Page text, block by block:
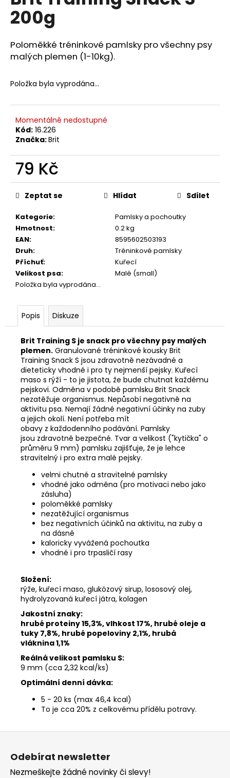
0,0
z
hvězdiček.
200g
Poloměkké tréninkové pamlsky pro všechny psy
malých plemen (1-10kg).
Položka byla vyprodána…
Momentálně nedostupné
Kód: 16.226
Značka:Brit
79 Kč
Měrná
cena:
Kategorie:
Pamlsky a pochoutky
Hmotnost:
0.2 kg
EAN:
8595602503193
Druh:
Tréninkové pamlsky
Příchuť:
Kuřecí
Velikost psa:
Malé (small)
Položka byla vyprodána…
Zeptat se Hlídat Sdílet
Popis Diskuze
Brit Training S je snack pro všechny psy malých
plemen. Granulované tréninkové kousky Brit
Training Snack S jsou zdravotně nezávadné a
dieteticky vhodné i pro ty nejmenší pejsky. Kuřecí
maso s rýží - to je jistota, že bude chutnat každému
pejskovi. Odměna v podobě pamlsku Brit Snack
nezatěžuje organismus. Nepůsobí negativně na
aktivitu psa. Nemají žádné negativní účinky na zuby
a jejich okolí. Není potřeba mít
obavy z každodenního podávání. Pamlsky
jsou zdravotně bezpečné. Tvar a velikost ("kytička" o
průměru 9 mm) pamlsku zajišťuje, že je lehce
stravitelný i pro extra malé pejsky.
velmi chutné a stravitelné pamlsky
vhodné jako odměna (pro motivaci nebo jako
zásluha)
poloměkké pamlsky
nezatěžující organismus
bez negativních účinků na aktivitu, na zuby a
na dásně
kaloricky vyvážená pochoutka
vhodné i pro trpasličí rasy
Složení:
rýže, kuřecí maso, glukózový sirup, lososový olej,
hydrolyzovaná kuřecí játra, kolagen
Jakostní znaky:
hrubé proteiny 15,3%, vlhkost 17%, hrubé oleje a
tuky 7,8%, hrubé popeloviny 2,1%, hrubá
vláknina 1,1%
Reálná velikost pamlsku S:
9 mm (cca 2,32 kcal/ks)
Optimální denní dávka:
5 - 20 ks (max 46,4 kcal)
To je cca 20% z celkovému přídělu potravy.
a
j
í
t
HLEDAT
D
p
o
u
č
u
e
m
e
JOSICAT
KAPSIČKA
RICH
BEEF
SAUCE
85G
29
Kč
Z
Odebírat newsletter
Nezmeškejte žádné novinky či slevy!